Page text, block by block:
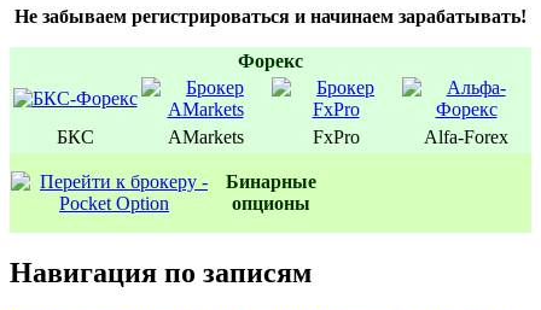
Не забываем регистрироваться и начинаем зарабатывать!
Форекс
БКС AMarkets FxPro Alfa-Forex
Бинаpные
oпционы
Навигация по записям